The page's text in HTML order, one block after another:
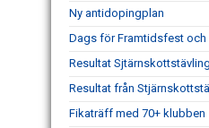
Ny antidopingplan
Dags för Framtidsfest
Resultat
Resultat från
Fikaträff med 70+ klubben